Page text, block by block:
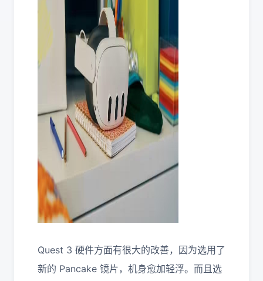
Quest 3 硬件方面有很大的改善，因为选用了
新的 Pancake 镜片，机身愈加轻浮。而且选